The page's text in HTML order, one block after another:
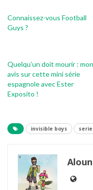
Connaissez-vous Football
Guys ?
Quelqu’un doit mourir : mon
avis sur cette mini série
espagnole avec Ester
Exposito !
invisible boys